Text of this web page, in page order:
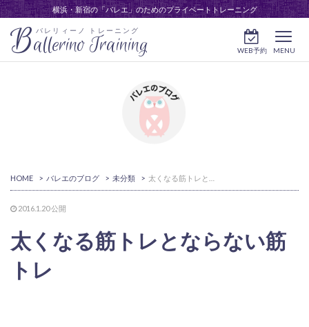
横浜・新宿の「バレエ」のためのプライベートトレーニング
バレリィーノ トレーニング
Ballerino Training MENU
WEB予約
HOME > バレエのブログ > 未分類 >
2016.1.20公開
太くなる筋トレとならない筋
トレ